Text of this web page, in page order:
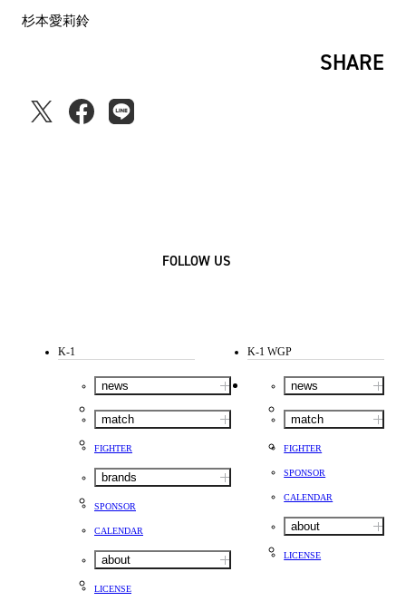
杉本愛莉鈴
SHARE
FOLLOW US
K-1
news
match
FIGHTER
brands
SPONSOR
CALENDAR
about
LICENSE
K-1 WGP
news
match
FIGHTER
SPONSOR
CALENDAR
about
LICENSE